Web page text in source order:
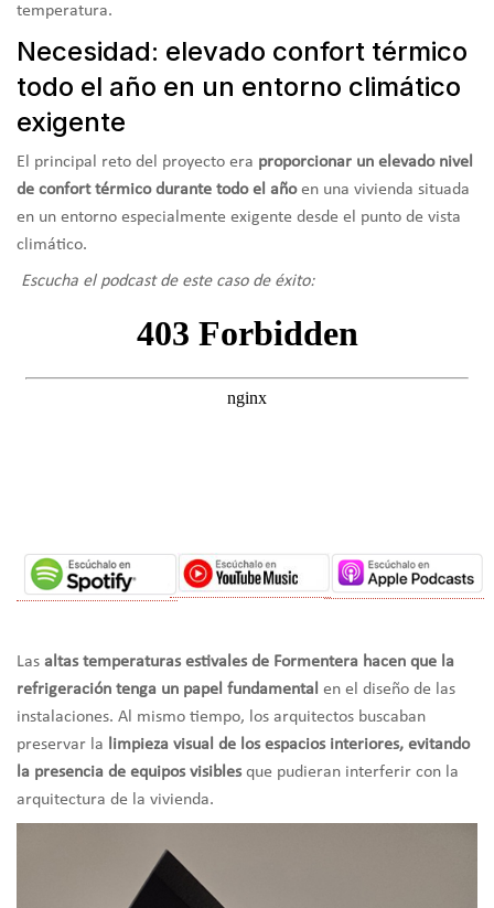
temperatura.
Necesidad: elevado confort térmico
todo el año en un entorno climático
exigente
El principal reto del proyecto era proporcionar un elevado nivel
de confort térmico durante todo el añoen una vivienda situada
en un entorno especialmente exigente desde el punto de vista
climático.
Escucha el podcast de este caso de éxito:
Las altas temperaturas estivales de Formentera hacen que la
refrigeración tenga un papel fundamental en el diseño de las
instalaciones. Al mismo tiempo, los arquitectos buscaban
preservar la
limpieza visual de los espacios interiores, evitando
la presencia de equipos visiblesque pudieran interferir con la
arquitectura de la vivienda.